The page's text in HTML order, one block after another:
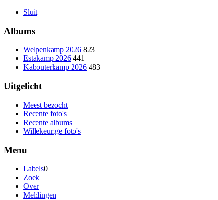
Sluit
Albums
Welpenkamp 2026 823
Estakamp 2026 441
Kabouterkamp 2026 483
Uitgelicht
Meest bezocht
Recente foto's
Recente albums
Willekeurige foto's
Menu
Labels0
Zoek
Over
Meldingen